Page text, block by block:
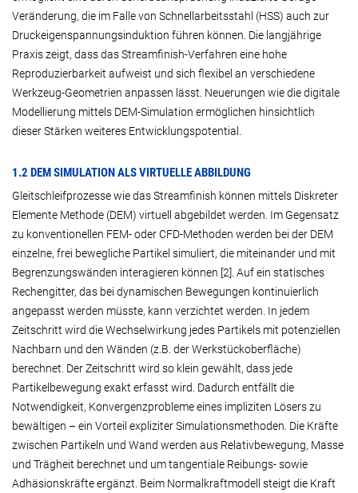
Veränderung, die im Falle von Schnellarbeitsstahl (HSS) auch zur
Druckeigenspannungsinduktion führen können. Die langjährige
Praxis zeigt, dass das Streamfinish-Verfahren eine hohe
Reproduzierbarkeit aufweist und sich flexibel an verschiedene
Werkzeug-Geometrien anpassen lässt. Neuerungen wie die digitale
Modellierung mittels DEM-Simulation ermöglichen hinsichtlich
dieser Stärken weiteres Entwicklungspotential.
1.2 DEM SIMULATION ALS VIRTUELLE ABBILDUNG
Gleitschleifprozesse wie das Streamfinish können mittels Diskreter
Elemente Methode (DEM) virtuell abgebildet werden. Im Gegensatz
zu konventionellen FEM- oder CFD-Methoden werden bei der DEM
einzelne, frei bewegliche Partikel simuliert, die miteinander und mit
Begrenzungswänden interagieren können [2]. Auf ein statisches
Rechengitter, das bei dynamischen Bewegungen kontinuierlich
angepasst werden müsste, kann verzichtet werden. In jedem
Zeitschritt wird die Wechselwirkung jedes Partikels mit potenziellen
Nachbarn und den Wänden (z.B. der Werkstückoberfläche)
berechnet. Der Zeitschritt wird so klein gewählt, dass jede
Partikelbewegung exakt erfasst wird. Dadurch entfällt die
Notwendigkeit, Konvergenzprobleme eines impliziten Lösers zu
bewältigen – ein Vorteil expliziter Simulationsmethoden. Die Kräfte
zwischen Partikeln und Wand werden aus Relativbewegung, Masse
und Trägheit berechnet und um tangentiale Reibungs- sowie
Adhäsionskräfte ergänzt. Beim Normalkraftmodell steigt die Kraft